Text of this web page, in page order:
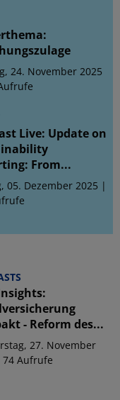
24. November 2025
Live: Update on
From...
05. Dezember 2025 |
- Reform des...
27. November
Aufrufe